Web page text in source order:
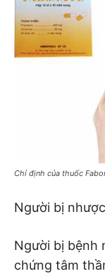
Chỉ định của thuốc
Người bị
Người bị bệnh
chứng tâm